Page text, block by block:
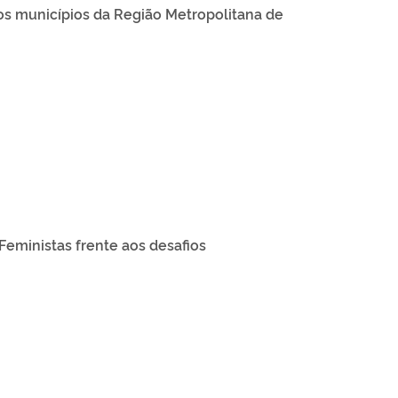
municípios da Região Metropolitana de
frente aos desafios